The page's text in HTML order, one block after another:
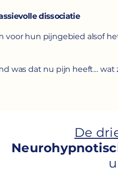
dissociatie
voor hun pijngebied alsof
was dat nu pijn heeft… wat
De